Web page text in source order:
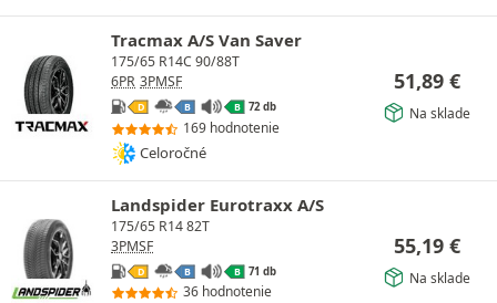
Tracmax A/S Van Saver
175/65 R14C 90/88T
6PR 3PMSF
D B B 72 db
169 hodnotenie
Celoročné
51,89 €
Na sklade
Landspider Eurotraxx A/S
175/65 R14 82T
3PMSF
D B B 71 db
36 hodnotenie
55,19 €
Na sklade